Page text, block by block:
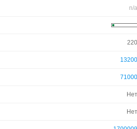
n/a
220
13200
71000
Нет
Нет